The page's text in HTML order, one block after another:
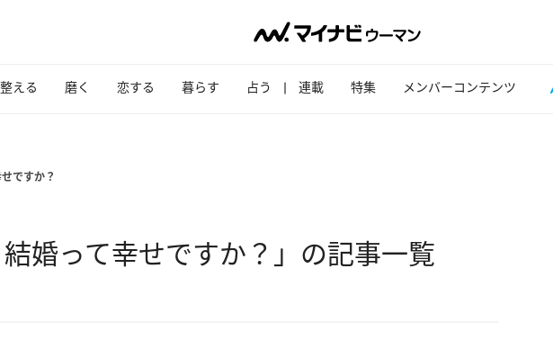
整える 磨く 恋する 暮らす 占う 連載 特集 メンバーコンテンツ
ですか？
結婚って幸せですか？」の記事一覧